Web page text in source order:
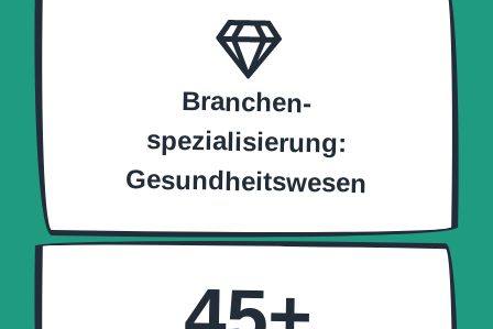
Branchen-
spezialisierung:
Gesundheitswesen